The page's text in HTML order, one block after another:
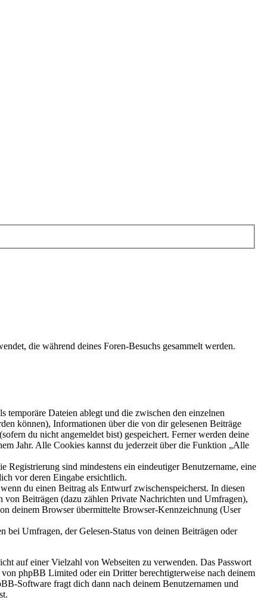
die während deines Foren-Besuchs gesammelt werden.
Dateien ablegt und die zwischen den einzelnen
können), Informationen über die von dir gelesenen Beiträge
du nicht angemeldet bist) gespeichert. Ferner werden deine
Jahr. Alle Cookies kannst du jederzeit über die Funktion „Alle
sind mindestens ein eindeutiger Benutzername, eine
vor deren Eingabe ersichtlich.
du einen Beitrag als Entwurf zwischenspeicherst. In diesen
Beiträgen (dazu zählen Private Nachrichten und Umfragen),
deinem Browser übermittelte Browser-Kennzeichnung (User
bei Umfragen, der Gelesen-Status von deinen Beiträgen oder
auf einer Vielzahl von Webseiten zu verwenden. Das Passwort
phpBB Limited oder ein Dritter berechtigterweise nach deinem
Software fragt dich dann nach deinem Benutzernamen und